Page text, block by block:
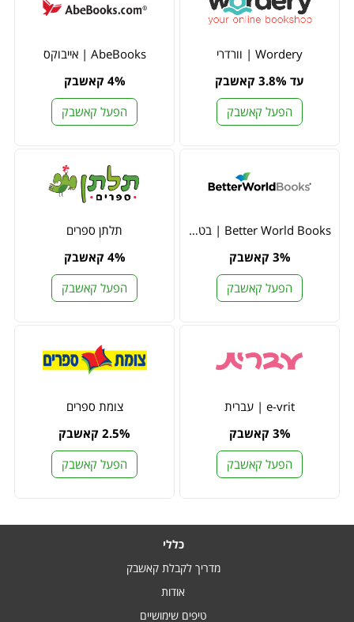
Wordery | וורדרי
עד 3.8% קאשבק
הפעל קאשבק
AbeBooks | אייבוקס
4% קאשבק
הפעל קאשבק
Better World Books | בטר וורלד בוקס
3% קאשבק
הפעל קאשבק
תלתן ספרים
4% קאשבק
הפעל קאשבק
e-vrit | עברית
3% קאשבק
הפעל קאשבק
צומת ספרים
2.5% קאשבק
הפעל קאשבק
כללי
מדריך לקבלת קאשבק
אודות
טיפים שימושיים